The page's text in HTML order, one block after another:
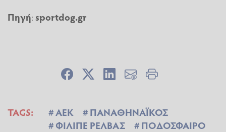
Πηγή: sportdog.gr
TAGS: ΑΕΚ
ΠΑΝΑΘΗΝΑΪΚΟΣ
ΦΙΛΙΠΕ ΡΕΛΒΑΣ
ΠΟΔΟΣΦΑΙΡΟ